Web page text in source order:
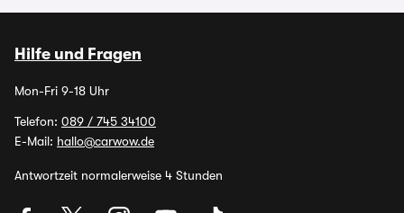
Hilfe und Fragen
Mon-Fri 9-18 Uhr
Telefon: 089 / 745 34100
E-Mail: hallo@carwow.de
Antwortzeit normalerweise 4 Stunden